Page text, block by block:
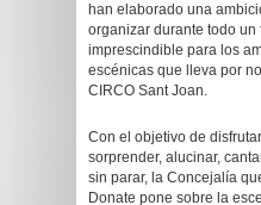
han elaborado una
organizar durante todo un
imprescindible para los
escénicas que lleva por
CIRCO Sant Joan.
Con el objetivo de
sorprender, alucinar,
sin parar, la Concejalía
Donate pone sobre la